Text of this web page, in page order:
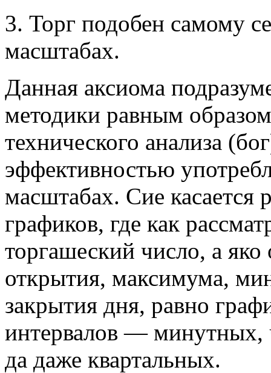
3. Торг подобен самому
масштабах.
Данная аксиома
методики равным
технического анализа
эффективностью
масштабах. Сие
графиков, где как
торгашеский число, а
открытия, максимума,
закрытия дня, равно
интервалов — минутных,
да даже квартальных.